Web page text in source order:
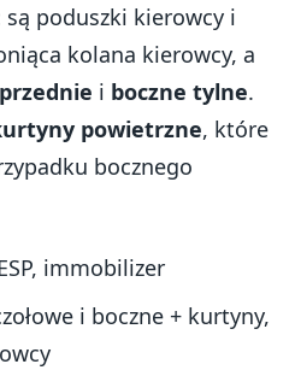
poduszki kierowcy i
kolana kierowcy, a
i boczne tylne.
powietrzne, które
bocznego
immobilizer
i boczne + kurtyny,